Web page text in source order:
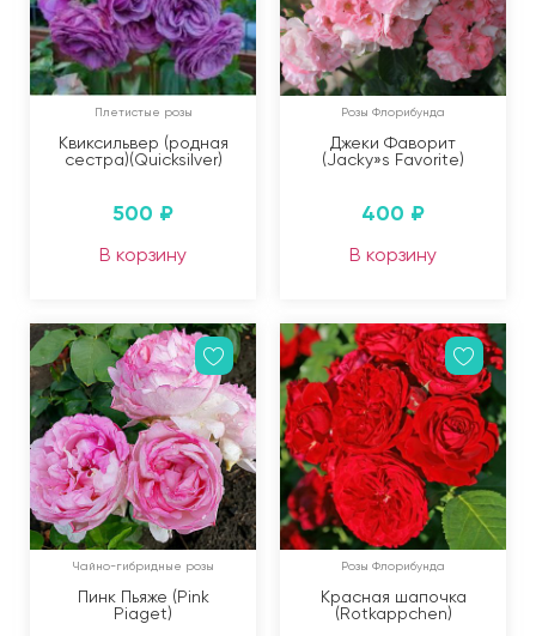
Плетистые розы
Квиксильвер (родная
сестра)(Quicksilver)
500 ₽
В корзину
Розы Флорибунда
Джеки Фаворит
(Jacky»s Favorite)
400 ₽
В корзину
Чайно-гибридные розы
Пинк Пьяже (Pink
Piaget)
Розы Флорибунда
Красная шапочка
(Rotkappchen)